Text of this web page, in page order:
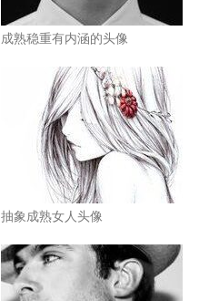
成熟稳重有内涵的头像
抽象成熟女人头像